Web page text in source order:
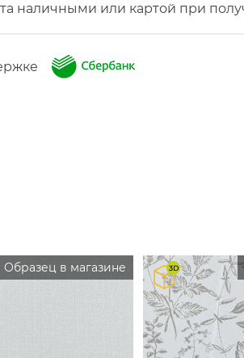
наличными или картой при
Образец в магазине